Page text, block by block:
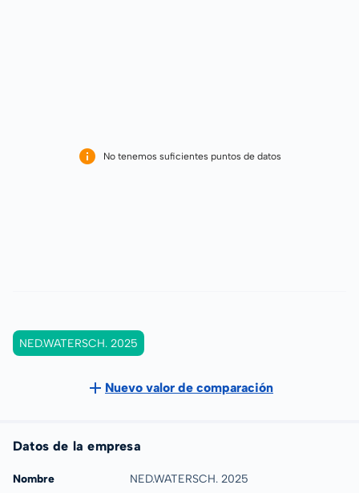
No tenemos suficientes puntos de datos
NED.WATERSCH. 2025
Nuevo valor de comparación
Datos de la empresa
Nombre NED.WATERSCH. 2025